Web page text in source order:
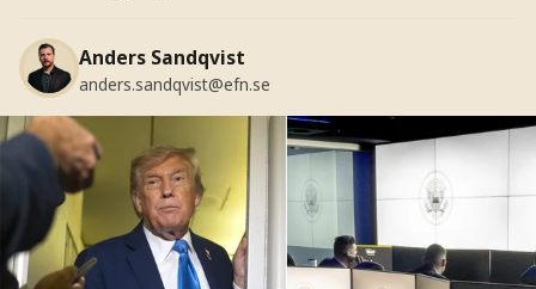
Anders Sandqvist
anders.sandqvist@efn.se